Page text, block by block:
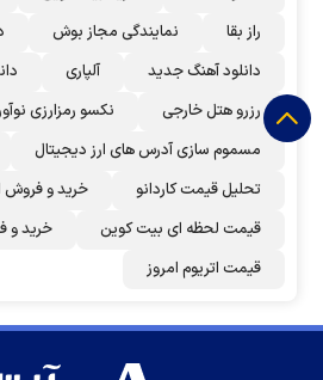
راز بقا
نمایندگی مجاز بوش
دانلود آهنگ جدید
آلپاری
رزرو هتل خارجی
نکسو رمزارزی
مسموم سازی آدرس های ارز دیجیتال
تحلیل قیمت کاردانو
خرید و فروش
قیمت لحظه ای بیت کوین
خرید و
قیمت اتریوم امروز